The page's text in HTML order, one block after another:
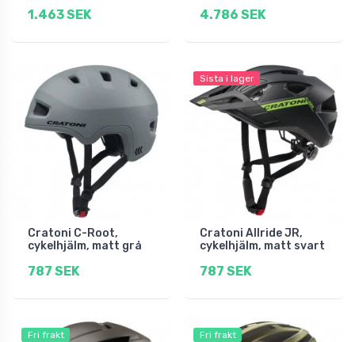
1.463 SEK 4.786 SEK
Cratoni C-Root,
cykelhjälm, matt grå
787 SEK
Sista i lager
Cratoni Allride JR,
cykelhjälm, matt svart
787 SEK
Fri frakt Fri frakt